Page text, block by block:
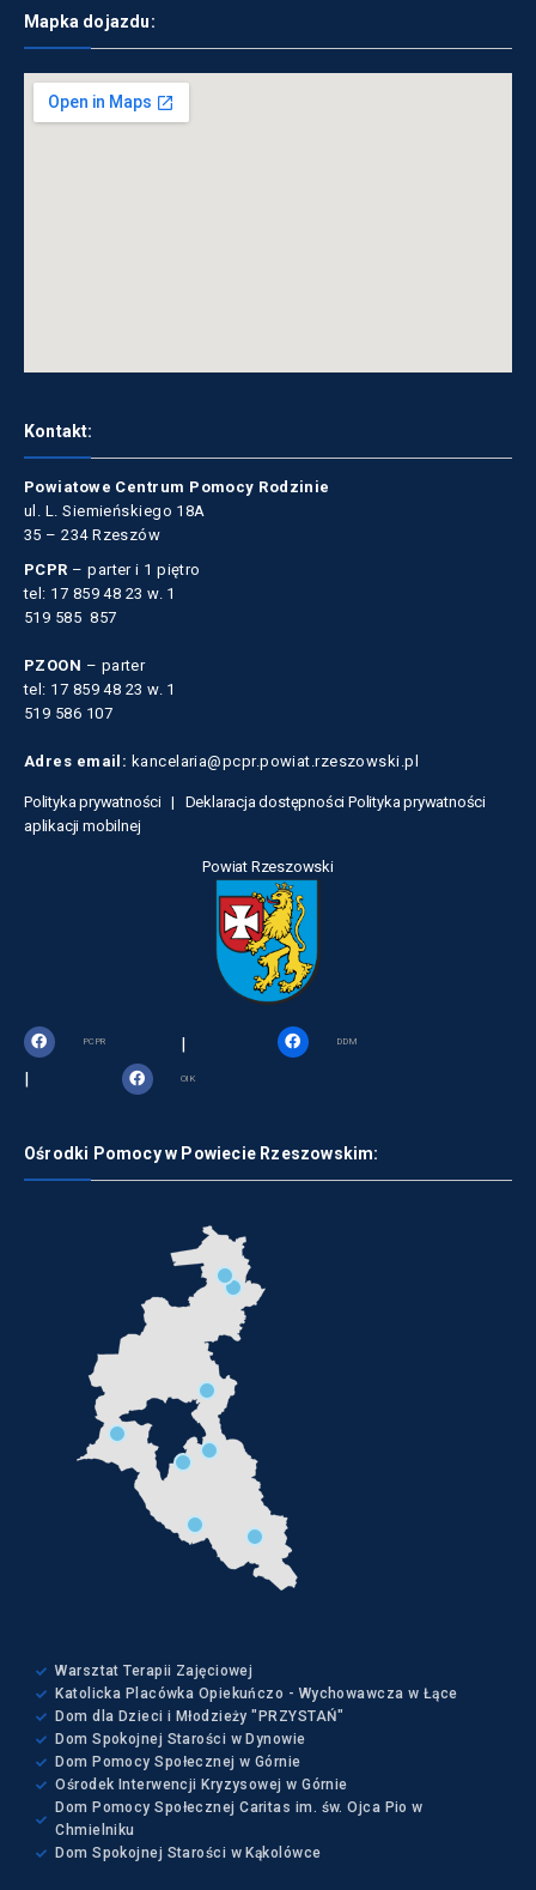
Mapka dojazdu:
Kontakt:
Powiatowe Centrum Pomocy Rodzinie
ul. L. Siemieńskiego 18A
35 – 234 Rzeszów
PCPR – parter i 1 piętro
tel: 17 859 48 23 w. 1
519 585 857
PZOON – parter
tel: 17 859 48 23 w. 1
519 586 107
Adres email: kancelaria@pcpr.powiat.rzeszowski.pl
Polityka prywatności | Deklaracja dostępności Polityka prywatności
aplikacji mobilnej
Powiat Rzeszowski
PCPR | DDM
| OIK
Ośrodki Pomocy w Powiecie Rzeszowskim:
Warsztat Terapii Zajęciowej
Katolicka Placówka Opiekuńczo - Wychowawcza w Łące
Dom dla Dzieci i Młodzieży "PRZYSTAŃ"
Dom Spokojnej Starości w Dynowie
Dom Pomocy Społecznej w Górnie
Ośrodek Interwencji Kryzysowej w Górnie
Dom Pomocy Społecznej Caritas im. św. Ojca Pio w
Chmielniku
Dom Spokojnej Starości w Kąkolówce